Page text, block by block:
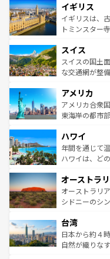
いる。シャン
香り高いラベ
らに、パリ以
れる地方に足
を参照してほ
顔を持つこの
ルリンの文化
してライン川
は、お酒好きな人
ドイツ情報は
イギリス
イギリスは、
トミンスター
リアごとに異
ティー、ビー
戦など、本場
ンツ一覧を参
スイス
スイスの国土
な交通網が整
の建物がその
博物館もあり
ことができる
ば市内交通費無
着のスイス情
アメリカ
アメリカ合衆
東海岸の都市
のような巨大
ンメントが詰
西部には大自
部のニューオ
文化が魅力。
しみながら、
ならではの贅沢な旅のス
情報はコンテ
ハワイ
年間を通じて
ハワイは、ど
ワイ島は見逃
島だが、静か
おすすめ。エ
れるおもてな
人々、おいし
ク、伝統的な
オーストラ
オーストラリ
シドニーのシ
リアリーフや
ク）、タスマ
ど、見どころ
台湾
日本から約４
自然が織りな